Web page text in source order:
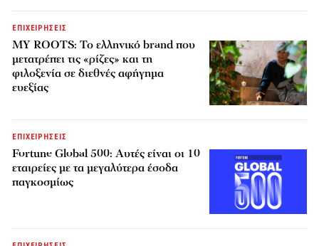
ΕΠΙΧΕΙΡΗΣΕΙΣ
MY ROOTS: Το ελληνικό brand που
μετατρέπει τις «ρίζες» και τη
φιλοξενία σε διεθνές αφήγημα
ευεξίας
ΕΠΙΧΕΙΡΗΣΕΙΣ
Fortune Global 500: Αυτές είναι οι 10
εταιρείες με τα μεγαλύτερα έσοδα
παγκοσμίως